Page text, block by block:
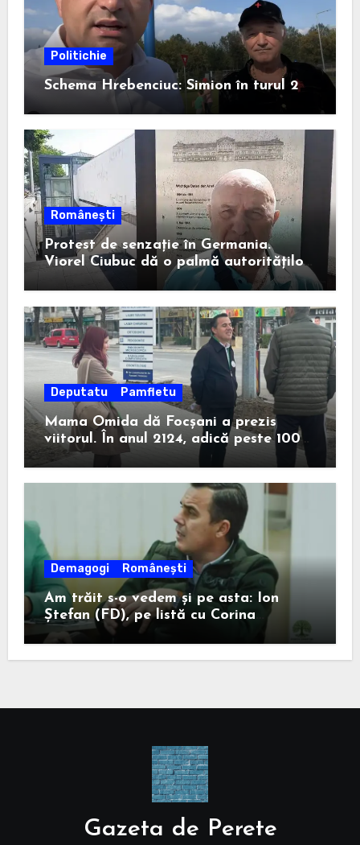
Politichie
Schema Hrebenciuc: Simion în turul 2
Românești
Protest de senzație în Germania.
Viorel Ciubuc dă o palmă autorităților
din România. Bravo, domnule inginer!
Deputatu Pamfletu
Mama Omida dă Focșani a prezis
viitorul. În anul 2124, adică peste 100
de ani, un anume Ion Ștefan va câștiga
la Consiliul Județean.
Demagogi Românești
Am trăit s-o vedem și pe asta: Ion
Ștefan (FD), pe listă cu Corina
Atanasiu (USR), cea care l-a ajutat pe
Misăilă să rămână primar în 2020.
Gazeta de Perete